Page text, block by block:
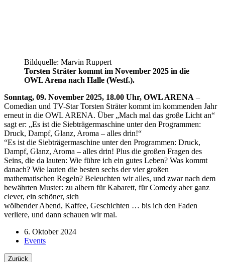
Bildquelle: Marvin Ruppert
Torsten Sträter kommt im November 2025 in die
OWL Arena nach Halle (Westf.).
Sonntag, 09. November 2025, 18.00 Uhr, OWL ARENA –
Comedian und TV-Star Torsten Sträter kommt im kommenden Jahr
erneut in die OWL ARENA. Über „Mach mal das große Licht an“
sagt er: „Es ist die Siebträgermaschine unter den Programmen:
Druck, Dampf, Glanz, Aroma – alles drin!“
“Es ist die Siebträgermaschine unter den Programmen: Druck,
Dampf, Glanz, Aroma – alles drin! Plus die großen Fragen des
Seins, die da lauten: Wie führe ich ein gutes Leben? Was kommt
danach? Wie lauten die besten sechs der vier großen
mathematischen Regeln? Beleuchten wir alles, und zwar nach dem
bewährten Muster: zu albern für Kabarett, für Comedy aber ganz
clever, ein schöner, sich
wölbender Abend, Kaffee, Geschichten … bis ich den Faden
verliere, und dann schauen wir mal.
6. Oktober 2024
Events